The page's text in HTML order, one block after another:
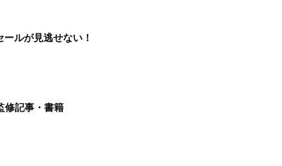
ルが見逃せない！
修記事・書籍